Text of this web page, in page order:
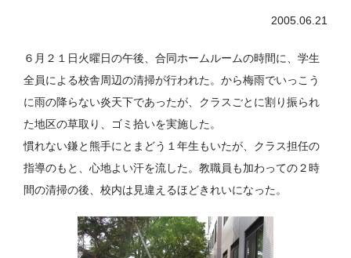
2005.06.21
６月２１日火曜日の午後、合同ホームルームの時間に、学生
全員による校舎周辺の清掃が行われた。から梅雨でいっこう
に雨の降らない炎天下であったが、クラスごとに割り振られ
た地区の草取り、ゴミ拾いを実施した。
慣れない鎌と熊手にとまどう１年生もいたが、クラス担任の
指導のもと、心地よい汗を流した。教職員も加わっての２時
間の清掃の後、校内は見違えるほどきれいになった。